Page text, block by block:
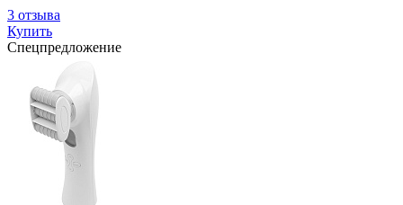
3 отзыва
Купить
Спецпредложение